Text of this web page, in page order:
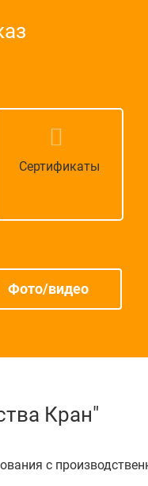
Сертификаты
Фото/видео
Кран"
с